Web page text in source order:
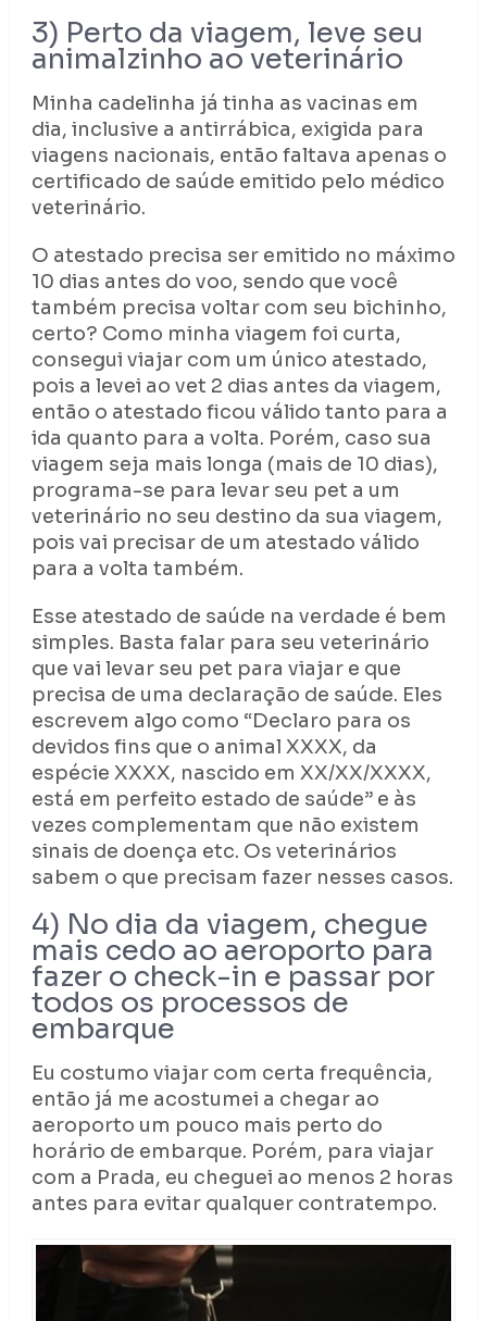
3) Perto da viagem, leve seu
animalzinho ao veterinário
Minha cadelinha já tinha as vacinas em
dia, inclusive a antirrábica, exigida para
viagens nacionais, então faltava apenas o
certificado de saúde emitido pelo médico
veterinário.
O atestado precisa ser emitido no máximo
10 dias antes do voo, sendo que você
também precisa voltar com seu bichinho,
certo? Como minha viagem foi curta,
consegui viajar com um único atestado,
pois a levei ao vet 2 dias antes da viagem,
então o atestado ficou válido tanto para a
ida quanto para a volta. Porém, caso sua
viagem seja mais longa (mais de 10 dias),
programa-se para levar seu pet a um
veterinário no seu destino da sua viagem,
pois vai precisar de um atestado válido
para a volta também.
Esse atestado de saúde na verdade é bem
simples. Basta falar para seu veterinário
que vai levar seu pet para viajar e que
precisa de uma declaração de saúde. Eles
escrevem algo como “Declaro para os
devidos fins que o animal XXXX, da
espécie XXXX, nascido em XX/XX/XXXX,
está em perfeito estado de saúde” e às
vezes complementam que não existem
sinais de doença etc. Os veterinários
sabem o que precisam fazer nesses casos.
4) No dia da viagem, chegue
mais cedo ao aeroporto para
fazer o check-in e passar por
todos os processos de
embarque
Eu costumo viajar com certa frequência,
então já me acostumei a chegar ao
aeroporto um pouco mais perto do
horário de embarque. Porém, para viajar
com a Prada, eu cheguei ao menos 2 horas
antes para evitar qualquer contratempo.